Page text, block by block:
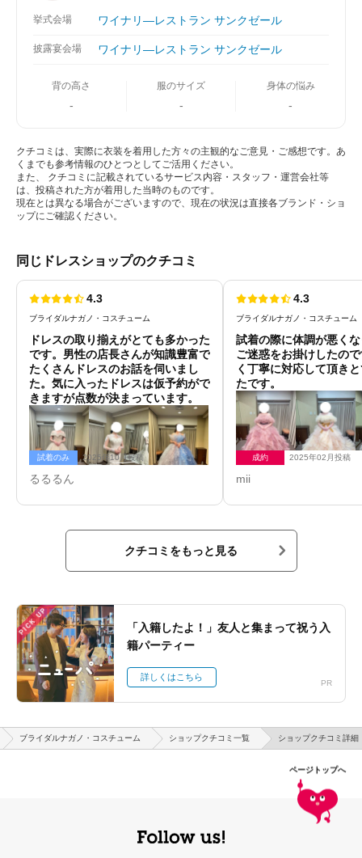
挙式会場 ワイナリ―レストラン サンクゼール
披露宴会場 ワイナリ―レストラン サンクゼール
背の高さ
-
服のサイズ
-
身体の悩み
-
クチコミは、実際に衣装を着用した方々の主観的なご意見・ご感想です。あ
くまでも参考情報のひとつとしてご活用ください。
また、 クチコミに記載されているサービス内容・スタッフ・運営会社等
は、投稿された方が着用した当時のものです。
現在とは異なる場合がございますので、現在の状況は直接各ブランド・ショ
ップにご確認ください。
同じドレスショップのクチコミ
4.3
ブライダルナガノ・コスチューム
ドレスの取り揃えがとても多かった
です。男性の店長さんが知識豊富で
たくさんドレスのお話を伺いまし
た。気に入ったドレスは仮予約がで
きますが点数が決まっています。
試着のみ 2025年10月投稿
るるるん
4.3
ブライダルナガノ・コスチューム
試着の際に体調が悪く
ご迷惑をお掛けしたの
く丁寧に対応して頂き
たです。
成約 2025年02月投稿
mii
クチコミをもっと見る
PICK UP
PR
「入籍したよ！」友人と集まって祝う入
籍パーティー
詳しくはこちら
ブライダルナガノ・コスチューム ショップクチコミ一覧 ショップクチコミ詳細
ページトップへ